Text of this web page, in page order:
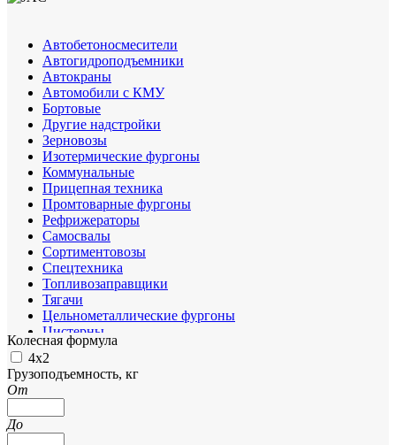
Автобетоносмесители
Автогидроподъемники
Автокраны
Автомобили с КМУ
Бортовые
Другие надстройки
Зерновозы
Изотермические фургоны
Коммунальные
Прицепная техника
Промтоварные фургоны
Рефрижераторы
Самосвалы
Сортиментовозы
Спецтехника
Топливозаправщики
Тягачи
Цельнометаллические фургоны
Цистерны
Шасси
Колесная формула
4х2
Грузоподъемность, кг
От
До